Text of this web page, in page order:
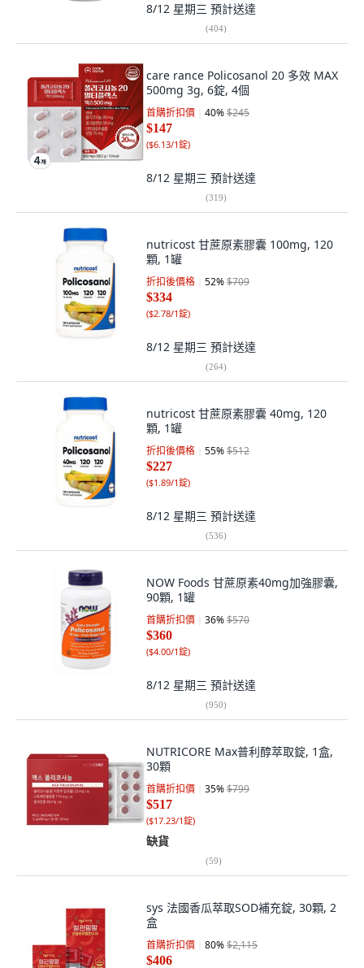
8/12 星期三 預計送達
(404)
care rance Policosanol 20 多效 MAX
500mg 3g, 6錠, 4個
首購折扣價 40%$245
$147
($6.13/1錠)
8/12 星期三 預計送達
(319)
nutricost 甘蔗原素膠囊 100mg, 120
顆, 1罐
折扣後價格 52%$709
$334
($2.78/1錠)
8/12 星期三 預計送達
(264)
nutricost 甘蔗原素膠囊 40mg, 120
顆, 1罐
折扣後價格 55%$512
$227
($1.89/1錠)
8/12 星期三 預計送達
(536)
NOW Foods 甘蔗原素40mg加強膠囊,
90顆, 1罐
首購折扣價 36%$570
$360
($4.00/1錠)
8/12 星期三 預計送達
(950)
NUTRICORE Max普利醇萃取錠, 1盒,
30顆
首購折扣價 35%$799
$517
($17.23/1錠)
缺貨
(59)
sys 法國香瓜萃取SOD補充錠, 30顆, 2
盒
首購折扣價 80%$2,115
$406